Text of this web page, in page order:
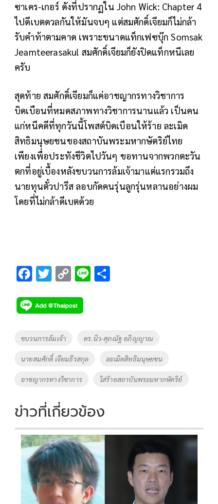
ซาเคร-เกอร์ ดังที่ปรากฏใน John Wick: Chapter 4
ไปดีเบตดวลกันให้มันจบๆ แต่สมศักดิ์เจียมก็ไม่กล้า
รับคำท้าตามคาด เพราะขนาดแท็กเฟซบุ๊ก Somsak
Jeamteerasakul สมศักดิ์เจียมก็ยังปิดแท็กหนีเลย
ครับ
สุดท้าย สมศักดิ์เจียมก็แค่อาชญากรทางวิชาการ
บิดเบือนที่หมดสภาพทางวิชาการนานแล้ว เป็นคน
แก่หนีคดีที่ทุกวันนี้โพสต์บิดเบือนให้ร้าย ละเมิด
สิทธิมนุษยชนของสถาบันพระมหากษัตริย์ไทย
เพียงเพื่อประทังชีวิตไปวันๆ ขอทานจากพวกตะวัน
ตกที่อยู่เบื้องหลังขบวนการล้มเจ้ามาแต่แรกรวมถึง
นายทุนตั๋วปารีส ลอบกัดคนรุ่นลูกรุ่นหลานอย่างผม
โดยที่ไม่กล้าดีเบตด้วย
F
e
b
o
k
T
tt
er
C
p
y
Li
n
k
Li
Tags
ขบวนการล้มเจ้า ดร.นิว-ศุภณัฐ อภิญญาณ
นายสมศักดิ์ เจียมธีรสกุล ละเมิดสิทธิมนุษยชน
อาชญากรทางวิชาการ ใส่ร้ายสถาบันพระมหากษัตริย์
ข่าวที่เกี่ยวข้อง